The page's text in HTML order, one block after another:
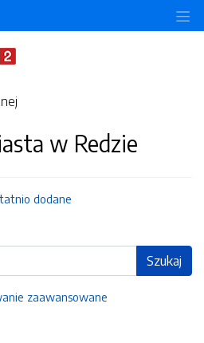
w Redzie
dodane
Szukaj
zaawansowane